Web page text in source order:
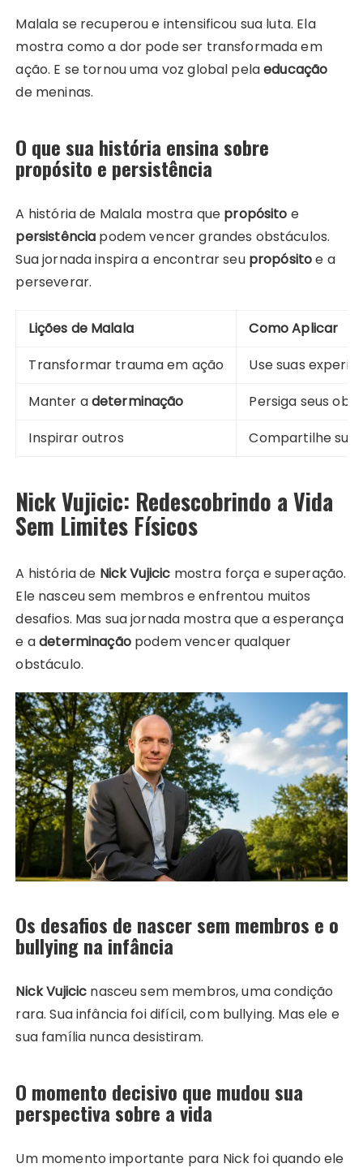
Malala se recuperou e intensificou sua luta. Ela
mostra como a dor pode ser transformada em
ação. E se tornou uma voz global pelaeducação
de meninas.
O que sua história ensina sobre
propósito e persistência
A história de Malala mostra que propósito e
persistência podem vencer grandes obstáculos.
Sua jornada inspira a encontrar seu propósitoe a
perseverar.
Lições de Malala
Como Aplicar
Transformar trauma em ação
Use suas
Manter adeterminação
Persiga seus
Inspirar outros
Compartilhe sua
Nick Vujicic: Redescobrindo a Vida
Sem Limites Físicos
A história de Nick Vujicic mostra força e superação.
Ele nasceu sem membros e enfrentou muitos
desafios. Mas sua jornada mostra que a esperança
e adeterminaçãopodem vencer qualquer
obstáculo.
Os desafios de nascer sem membros e o
bullying na infância
Nick Vujicic nasceu sem membros, uma condição
rara. Sua infância foi difícil, com bullying. Mas ele e
sua família nunca desistiram.
O momento decisivo que mudou sua
perspectiva sobre a vida
Um momento importante para Nick foi quando ele